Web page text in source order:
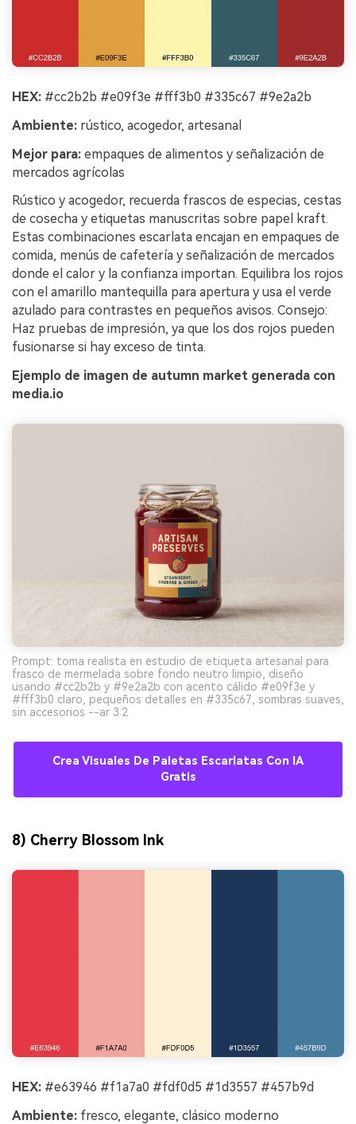
HEX: #cc2b2b #e09f3e #fff3b0 #335c67 #9e2a2b
Ambiente: rústico, acogedor, artesanal
Mejor para: empaques de alimentos y señalización de
mercados agrícolas
Rústico y acogedor, recuerda frascos de especias, cestas
de cosecha y etiquetas manuscritas sobre papel kraft.
Estas combinaciones escarlata encajan en empaques de
comida, menús de cafetería y señalización de mercados
donde el calor y la confianza importan. Equilibra los rojos
con el amarillo mantequilla para apertura y usa el verde
azulado para contrastes en pequeños avisos. Consejo:
Haz pruebas de impresión, ya que los dos rojos pueden
fusionarse si hay exceso de tinta.
Ejemplo de imagen de autumn market generada con
media.io
Prompt: toma realista en estudio de etiqueta artesanal para
frasco de mermelada sobre fondo neutro limpio, diseño
usando #cc2b2b y #9e2a2b con acento cálido #e09f3e y
#fff3b0 claro, pequeños detalles en #335c67, sombras suaves,
sin accesorios --ar 3:2
Crea Visuales De Paletas Escarlatas Con IA
Gratis
8) Cherry Blossom Ink
HEX: #e63946 #f1a7a0 #fdf0d5 #1d3557 #457b9d
Ambiente: fresco, elegante, clásico moderno